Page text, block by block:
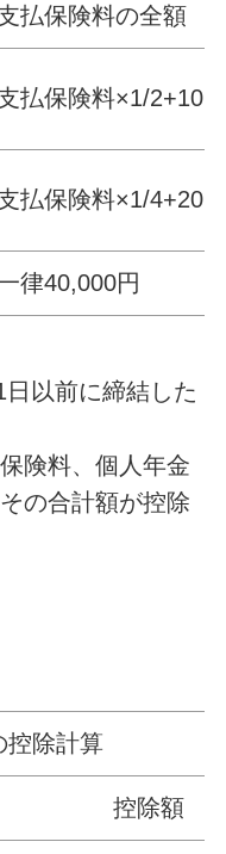
払保険料の全額
払保険料×1/
払保険料×1/
律40,000円
日以前に締結した
険料、個人年金
の合計額が控除
控除計算
控除額